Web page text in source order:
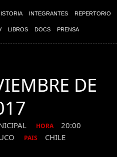
INTEGRANTES REPERTORIO
LIBROS DOCS PRENSA
DE
HORA 20:00
PAIS CHILE